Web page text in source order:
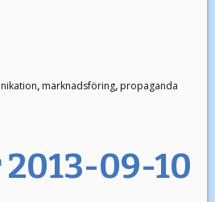
, marknadsföring, propaganda
09-10